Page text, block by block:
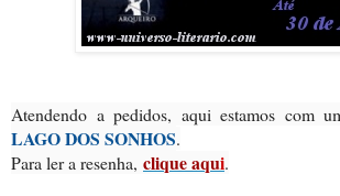
Atendendo a pedidos, aqui estamos com
LAGO DOS SONHOS.
Para ler a resenha, clique aqui.